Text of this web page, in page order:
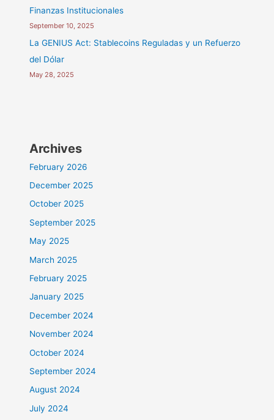
Finanzas Institucionales
September 10, 2025
La GENIUS Act: Stablecoins Reguladas y un Refuerzo
del Dólar
May 28, 2025
Archives
February 2026
December 2025
October 2025
September 2025
May 2025
March 2025
February 2025
January 2025
December 2024
November 2024
October 2024
September 2024
August 2024
July 2024